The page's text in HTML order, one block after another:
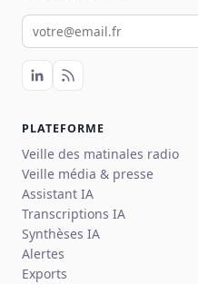
Votre email pour la newsletter
PLATEFORME
Veille des matinales radio
Veille média & presse
Assistant IA
Transcriptions IA
Synthèses IA
Alertes
Exports